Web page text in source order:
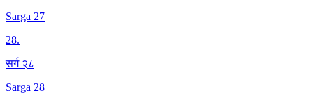
Sarga 27
28.
सर्ग २८
Sarga 28